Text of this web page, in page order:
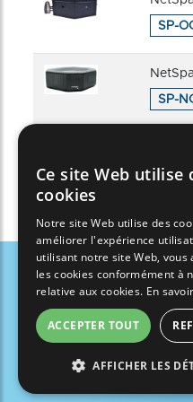
SP-
SP-
SP-
Ce site Web utilise
cookies
Notre site Web utilise des
améliorer l'expérience
utilisant notre site Web, vous
les cookies conformément à
relative aux cookies. En
ACCEPTER TOUT
AFFICHER LES